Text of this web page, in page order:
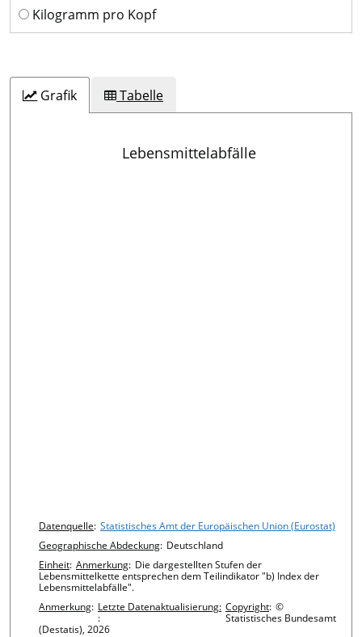
Kilogramm pro Kopf
Grafik Tabelle
Lebensmittelabfälle
Chart details
Datenquelle: Statistisches Amt der Europäischen Union (Eurostat)
Geographische Abdeckung: Deutschland
Einheit: Anmerkung: Die dargestellten Stufen der
Lebensmittelkette entsprechen dem Teilindikator "b) Index der
Lebensmittelabfälle".
Anmerkung: Letzte Datenaktualisierung:
:
Copyright: ©
Statistisches Bundesamt
(Destatis), 2026